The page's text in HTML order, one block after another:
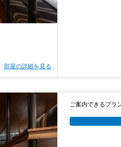
部屋の詳細を見る
ご案内できるプラ